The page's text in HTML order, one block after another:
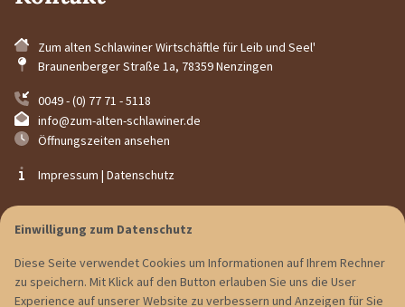
Zum alten Schlawiner Wirtschäftle für Leib und Seel'
Braunenberger Straße 1a, 78359Nenzingen
0049 - (0) 77 71 - 5118
info@zum-alten-schlawiner.de
Öffnungszeiten ansehen
Impressum | Datenschutz
Einwilligung zum Datenschutz
Diese Seite verwendet Cookies um Informationen auf Ihrem Rechner
zu speichern. Mit Klick auf den Button erlauben Sie uns die User
Experience auf unserer Website zu verbessern und Anzeigen für Sie